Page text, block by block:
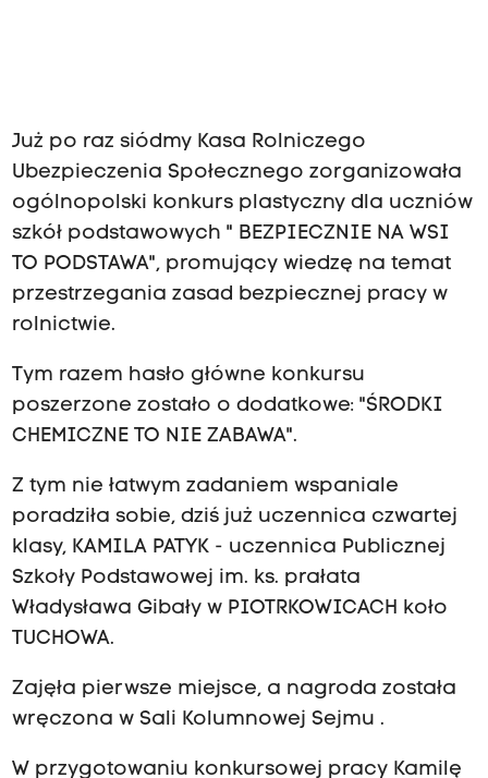
Już po raz siódmy Kasa Rolniczego
Ubezpieczenia Społecznego zorganizowała
ogólnopolski konkurs plastyczny dla uczniów
szkół podstawowych " BEZPIECZNIE NA WSI
TO PODSTAWA", promujący wiedzę na temat
przestrzegania zasad bezpiecznej pracy w
rolnictwie.
Tym razem hasło główne konkursu
poszerzone zostało o dodatkowe: "ŚRODKI
CHEMICZNE TO NIE ZABAWA".
Z tym nie łatwym zadaniem wspaniale
poradziła sobie, dziś już uczennica czwartej
klasy, KAMILA PATYK - uczennica Publicznej
Szkoły Podstawowej im. ks. prałata
Władysława Gibały w PIOTRKOWICACH koło
TUCHOWA.
Zajęła pierwsze miejsce, a nagroda została
wręczona w Sali Kolumnowej Sejmu .
W przygotowaniu konkursowej pracy Kamilę